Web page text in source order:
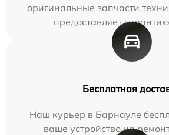
оригинальные запчасти
предоставляет
Бесплатная
Наш курьер в Барнауле
ваше устройство на